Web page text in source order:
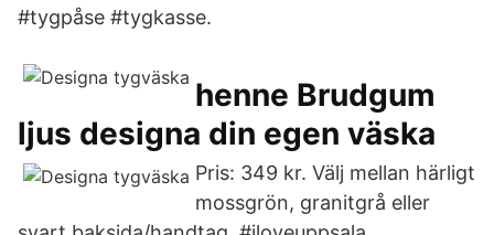
#tygpåse #tygkasse.
henne Brudgum
ljus designa din egen väska
Pris: 349 kr. Välj mellan härligt
mossgrön, granitgrå eller